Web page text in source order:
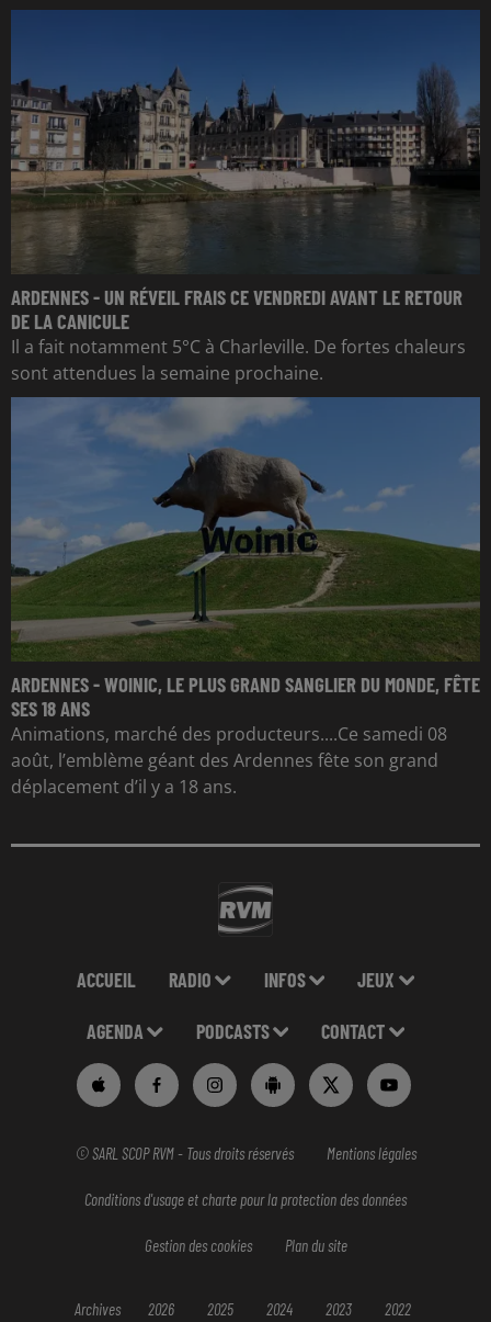
ARDENNES - UN RÉVEIL FRAIS CE VENDREDI AVANT LE RETOUR
DE LA CANICULE
Il a fait notamment 5°C à Charleville. De fortes chaleurs
sont attendues la semaine prochaine.
ARDENNES - WOINIC, LE PLUS GRAND SANGLIER DU MONDE, FÊTE
SES 18 ANS
Animations, marché des producteurs....Ce samedi 08
août, l’emblème géant des Ardennes fête son grand
déplacement d’il y a 18 ans.
ACCUEIL RADIO INFOS JEUX
AGENDA PODCASTS CONTACT
© SARL SCOP RVM - Tous droits réservés Mentions légales
Conditions d'usage et charte pour la protection des données
Gestion des cookies Plan du site
Archives 2026 2025 2024 2023 2022